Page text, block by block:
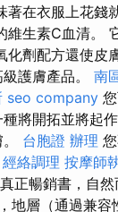
著在衣服上花
維生素C血清。
化劑配方還使
護膚產品。 南
seo company
將開拓並將起
台胞證 辦理
經絡調理 按摩師
正暢銷書，自
地層（通過兼容